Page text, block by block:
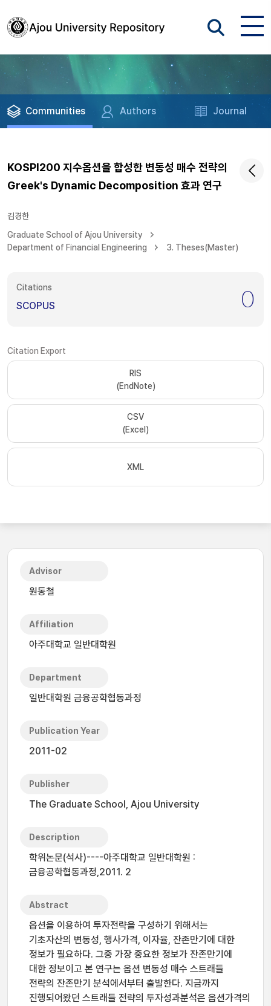
Communities Authors Journal
KOSPI200 지수옵션을 합성한 변동성 매수 전략의
Greek's Dynamic Decomposition 효과 연구
김경한
Graduate School of Ajou University
Department of Financial Engineering
3. Theses(Master)
Citations
SCOPUS 0
Citation Export
RIS
(EndNote)
CSV
(Excel)
XML
Advisor
원동철
Affiliation
아주대학교 일반대학원
Department
일반대학원 금융공학협동과정
Publication Year
2011-02
Publisher
The Graduate School, Ajou University
Description
학위논문(석사)----아주대학교 일반대학원 :
금융공학협동과정,2011. 2
Abstract
옵션을 이용하여 투자전략을 구성하기 위해서는
기초자산의 변동성, 행사가격, 이자율, 잔존만기에 대한
정보가 필요하다. 그중 가장 중요한 정보가 잔존만기에
대한 정보이고 본 연구는 옵션 변동성 매수 스트래들
전략의 잔존만기 분석에서부터 출발한다. 지금까지
진행되어왔던 스트래들 전략의 투자성과분석은 옵션가격의